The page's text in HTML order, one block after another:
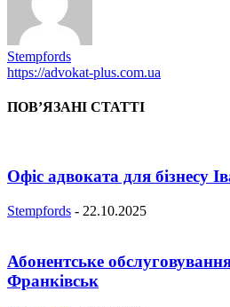
Stempfords
https://advokat-plus.com.ua
ПОВ’ЯЗАНІ СТАТТІ
Офіс адвоката для бізнесу
Stempfords - 22.10.2025
Абонентське
Франківськ